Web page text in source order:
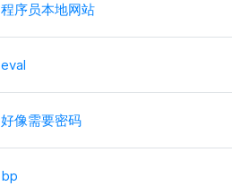
程序员本地网站
eval
好像需要密码
bp